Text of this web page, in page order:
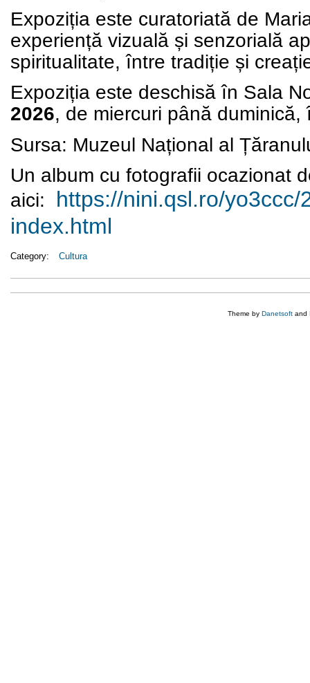
Expoziția este curatoriată de
experiență vizuală și senzorială
spiritualitate, între tradiție și
Expoziția este deschisă în Sala
2026, de miercuri până duminică,
Sursa: Muzeul Național al
Un album cu fotografii ocazionat
aici: https://nini.qsl.ro/yo3ccc/
index.html
Category: Cultura
Theme by Danetsoft and